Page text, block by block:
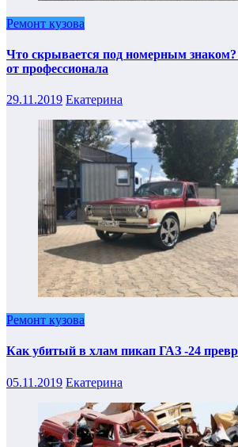
Ремонт кузова
Что скрывается под номерным
от профессионала
29.11.2019 Екатерина
Ремонт кузова
Как убитый в хлам пикап ГАЗ -24
05.11.2019 Екатерина